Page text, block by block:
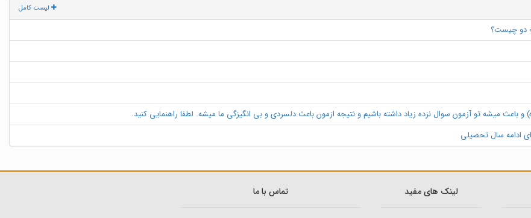
لیست کامل
دو چیست؟
میشه تو آزمون سوال نزده زیاد داشته باشیم و نتیجه ازمون باعث دلسردی و بی انگیزگی ما میشه. لطفا راهنمایی کنید.
ادامه سال تحصیلی
لینک های مفید تماس با ما